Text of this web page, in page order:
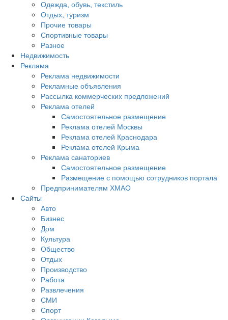
Одежда, обувь, текстиль
Отдых, туризм
Прочие товары
Спортивные товары
Разное
Недвижимость
Реклама
Реклама недвижимости
Рекламные объявления
Рассылка коммерческих предложений
Реклама отелей
Самостоятельное размещение
Реклама отелей Москвы
Реклама отелей Краснодара
Реклама отелей Крыма
Реклама санаториев
Самостоятельное размещение
Размещение с помощью сотрудников портала
Предпринимателям ХМАО
Сайты
Авто
Бизнес
Дом
Культура
Общество
Отдых
Производство
Работа
Развлечения
СМИ
Спорт